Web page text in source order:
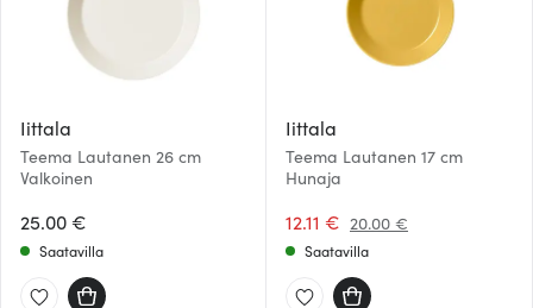
Iittala
Teema Lautanen 26 cm
Valkoinen
25.00 €
Saatavilla
Iittala
Teema Lautanen 17 cm
Hunaja
12.11 € 20.00 €
Saatavilla